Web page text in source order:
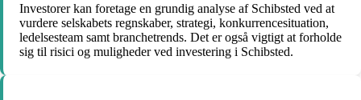
Investorer kan foretage en grundig analyse af Schibsted ved at
vurdere selskabets regnskaber, strategi, konkurrencesituation,
ledelsesteam samt branchetrends. Det er også vigtigt at forholde
sig til risici og muligheder ved investering i Schibsted.